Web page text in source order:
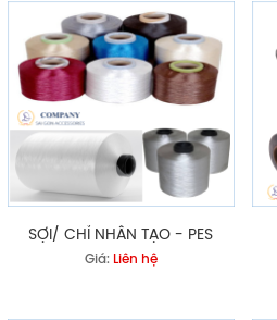
SỢI/ CHỈ NHÂN TẠO - PES
Giá: Liên hệ